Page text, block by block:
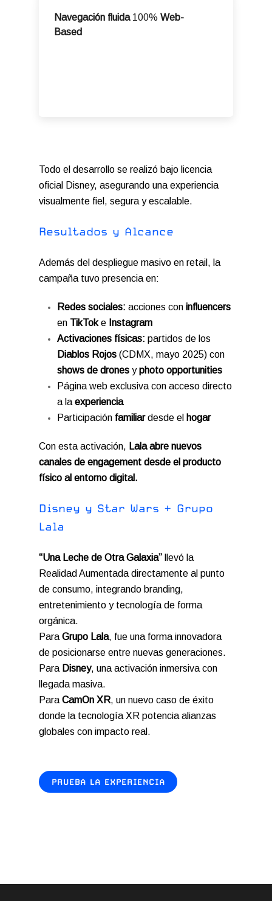
Navegación fluida100%Web-
Based
Todo el desarrollo se realizó bajo licencia
oficial Disney, asegurando una experiencia
visualmente fiel, segura y escalable.
Resultados y Alcance
Además del despliegue masivo en retail, la
campaña tuvo presencia en:
Redes sociales: acciones coninfluencers
en TikToke Instagram
Activaciones físicas: partidos de los
Diablos Rojos (CDMX, mayo 2025) con
shows de drones yphoto opportunities
Página web exclusiva con acceso directo
a laexperiencia
Participación familiardesde el hogar
Con esta activación, Lala abre nuevos
canales de engagement desde el producto
físico al entorno digital.
Disney y Star Wars + Grupo
Lala
“Una Leche de Otra Galaxia” llevó la
Realidad Aumentada directamente al punto
de consumo, integrando branding,
entretenimiento y tecnología de forma
orgánica.
ParaGrupo Lala, fue una forma innovadora
de posicionarse entre nuevas generaciones.
Para Disney, una activación inmersiva con
llegada masiva.
ParaCamOn XR, un nuevo caso de éxito
donde la tecnología XR potencia alianzas
globales con impacto real.
PRUEBA LA EXPERIENCIA